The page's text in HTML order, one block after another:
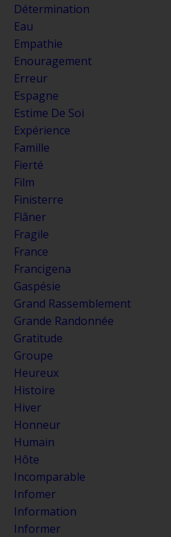
Détermination
Eau
Empathie
Enouragement
Erreur
Espagne
Estime De Soi
Expérience
Famille
Fierté
Film
Finisterre
Flâner
Fragile
France
Francigena
Gaspésie
Grand Rassemblement
Grande Randonnée
Gratitude
Groupe
Heureux
Histoire
Hiver
Honneur
Humain
Hôte
Incomparable
Infomer
Information
Informer